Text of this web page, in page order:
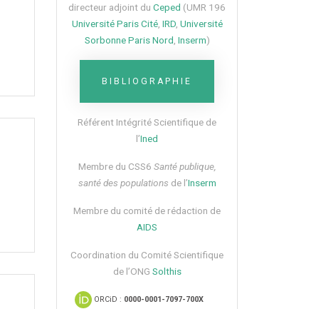
directeur adjoint du Ceped (UMR 196
Université Paris Cité, IRD, Université
Sorbonne Paris Nord Inserm)
BIBLIOGRAPHIE
Référent Intégrité Scientifique de
l’Ined
Membre du CSS6​ Santé publique,
santé des populations de l’Inserm
Membre du comité de rédaction de
AIDS
Coordination du Comité Scientifique
de l’ONG Solthis
ORCiD : 0000-0001-7097-700X